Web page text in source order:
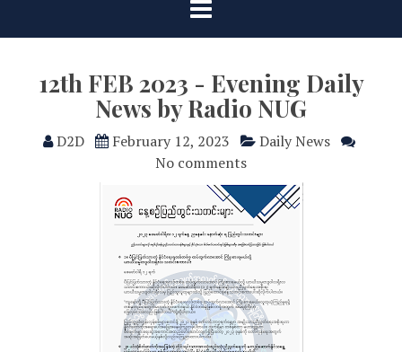
12th FEB 2023 - Evening Daily
News by Radio NUG
D2D February 12, 2023
Daily News
No comments